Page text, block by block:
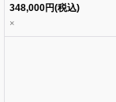
恵《SEC》{SHS/W98-
031SEC}
348,000円(税込)
×